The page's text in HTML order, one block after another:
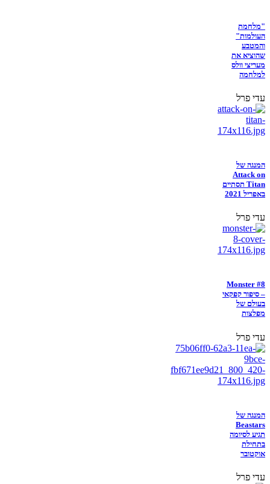
"מלחמת
העולמות"
והמטבע
שהוציא את
מעריצי וולס
למלחמה
עדי פרל
המנגה של
Attack on
Titan תסתיים
באפריל 2021
עדי פרל
Monster #8
– סיפור קפקאי
בעולם של
מפלצות
עדי פרל
המנגה של
Beastars
תגיע לסיומה
בתחילת
אוקטובר
עדי פרל